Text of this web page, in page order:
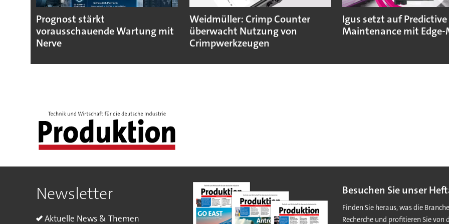
Prognost stärkt
vorausschauende Wartung mit
Nerve
Weidmüller: Crimp Counter
überwacht Nutzung von
Crimpwerkzeugen
Igus setzt auf Predictive
Maintenance mit Edge-
Newsletter
Aktuelle News & Themen
Besuchen Sie unser
Finden Sie heraus, was die
Recherche und profitieren Sie